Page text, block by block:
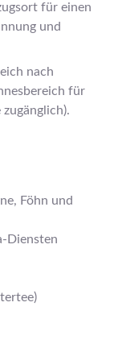
für einen
und
nach
für
Föhn und
Diensten